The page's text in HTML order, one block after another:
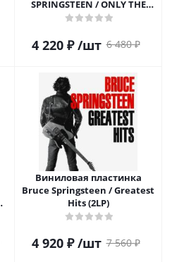
SPRINGSTEEN / ONLY THE
STRONG SURVIVE (2LP)
4 220₽ /шт 6 480₽
Виниловая пластинка
Bruce Springsteen / Greatest
Hits (2LP)
4 920₽ /шт 7 560₽